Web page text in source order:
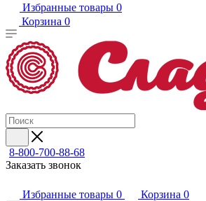
Избранные товары 0
Корзина 0
8-800-700-88-68
Заказать звонок
Избранные товары 0 Корзина 0